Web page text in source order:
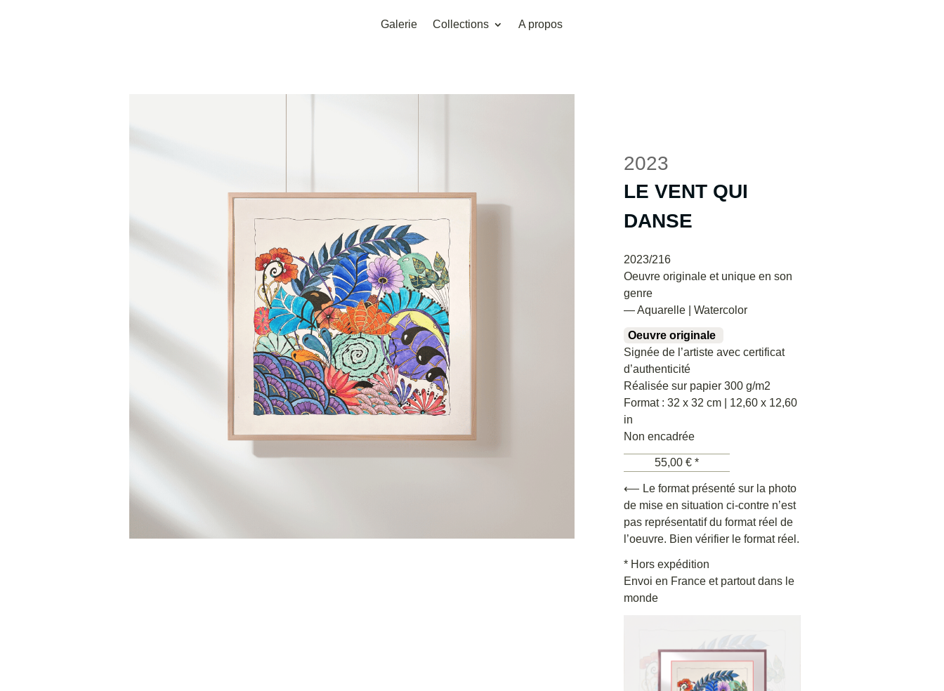
Galerie Collections A propos
2023
LE VENT QUI
DANSE
2023/216
Oeuvre originale et unique en son
genre
— Aquarelle | Watercolor
Oeuvre originale
Signée de l’artiste avec certificat
d’authenticité
Réalisée sur papier 300 g/m2
Format : 32 x 32 cm | 12,60 x 12,60
in
Non encadrée
55,00 € *
⟵ Le format présenté sur la photo
de mise en situation ci-contre n’est
pas représentatif du format réel de
l’oeuvre. Bien vérifier le format réel.
* Hors expédition
Envoi en France et partout dans le
monde